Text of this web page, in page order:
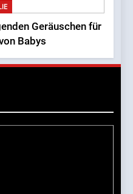
Geräuschen für
Babys